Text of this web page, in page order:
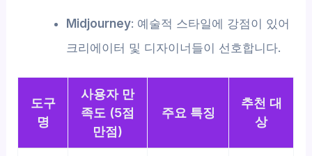
Midjourney: 예술적 스타일에 강점이 있어
크리에이터 및 디자이너들이 선호합니다.
도구
명
사용자 만
족도 (5점
만점)
주요 특징
추천 대
상